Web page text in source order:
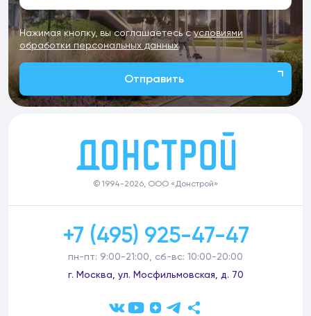
Нажимая кнопку, вы соглашаетесь сусловиями
обработки персональных данных
Отправить
© 1994-2026, ООО «Донстрой»
+7 (495) 925-47-47
пн-пт: 9:00-21:00, сб-вс: 10:00-20:00
г. Москва, ул. Мосфильмовская, д. 70